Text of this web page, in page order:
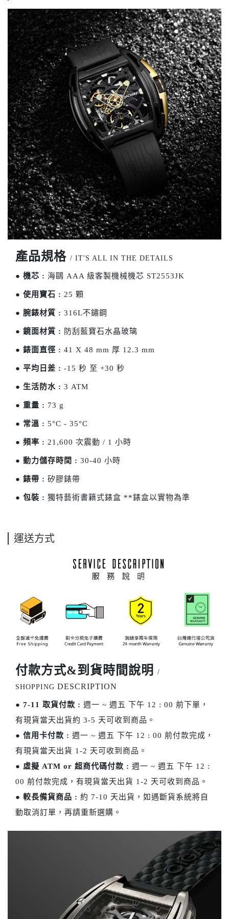
產品規格 / IT'S ALL IN THE DETAILS
● 機芯 : 海鷗 AAA 級客製機械機芯 ST2553JK
● 使用寶石 : 25 顆
● 腕錶材質 : 316L不鏽鋼
● 鏡面材質 : 防刮藍寶石水晶玻璃
● 錶面直徑 : 41 X 48 mm 厚 12.3 mm
● 平均日差 : -15 秒 至 +30 秒
● 生活防水 : 3 ATM
● 重量 : 73 g
● 常溫 : 5°C - 35°C
● 頻率 : 21,600 次震動 / 1 小時
● 動力儲存時間 : 30-40 小時
● 錶帶 : 矽膠錶帶
● 包裝 : 獨特藝術書籍式錶盒 **錶盒以實物為準
運送方式
付款方式&到貨時間說明
/
SHOPPING DESCRIPTION
● 7-11 取貨付款 : 週一 ~ 週五 下午 12 : 00 前下單，
有現貨當天出貨約 3-5 天可收到商品。
● 信用卡付款 : 週一 ~ 週五 下午 12 : 00 前付款完成，
有現貨當天出貨 1-2 天可收到商品。
● 虛擬 ATM or 超商代碼付款 : 週一 ~ 週五 下午 12 :
00 前付款完成，有現貨當天出貨 1-2 天可收到商品。
● 較長備貨商品 : 約 7-10 天出貨，如遇斷貨系統將自
動取消訂單，再請重新選購。